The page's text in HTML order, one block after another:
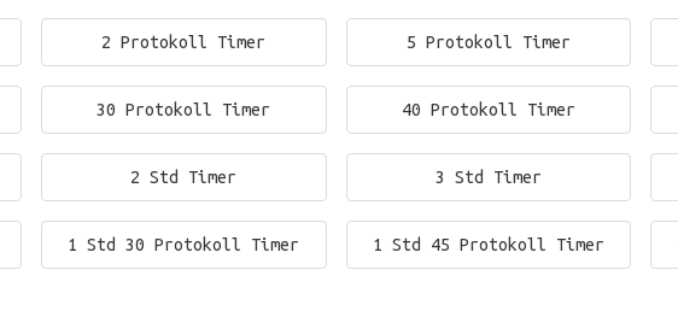
2 Protokoll Timer 5 Protokoll Timer
30 Protokoll Timer 40 Protokoll Timer
2 Std Timer 3 Std Timer
1 Std 30 Protokoll Timer 1 Std 45 Protokoll Timer